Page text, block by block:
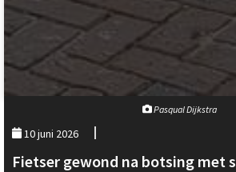
Pasqual Dijkstra
10 juni 2026
Fietser gewond na botsing met